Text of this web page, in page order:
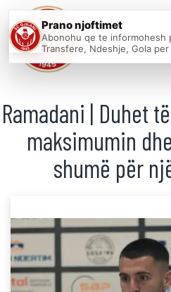
Ramadani | Duhet
maksimumin
shumë për
Prano njoftimet
Abonohu qe te informohesh
Transfere, Ndeshje, Gola per